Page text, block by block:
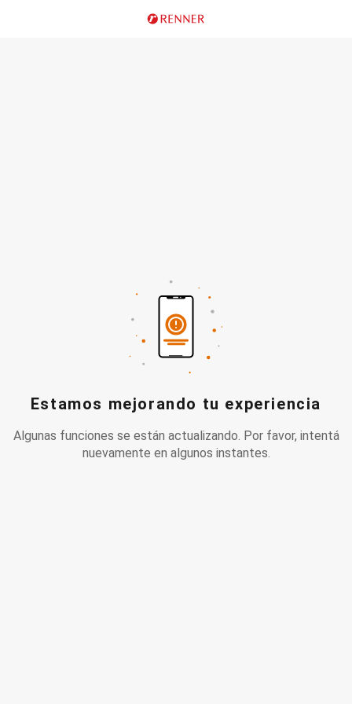
Estamos mejorando tu experiencia
Algunas funciones se están actualizando. Por favor, intentá
nuevamente en algunos instantes.